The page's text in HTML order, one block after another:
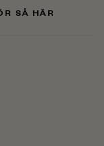
SÅ HÄR